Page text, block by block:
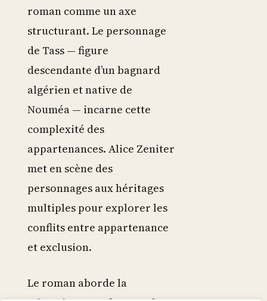
roman comme un axe
structurant. Le personnage
de Tass — figure
descendante d’un bagnard
algérien et native de
Nouméa — incarne cette
complexité des
appartenances. Alice Zeniter
met en scène des
personnages aux héritages
multiples pour explorer les
conflits entre appartenance
et exclusion.
Le roman aborde la